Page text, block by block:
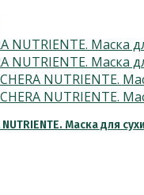
NUTRIENTE. Маска для